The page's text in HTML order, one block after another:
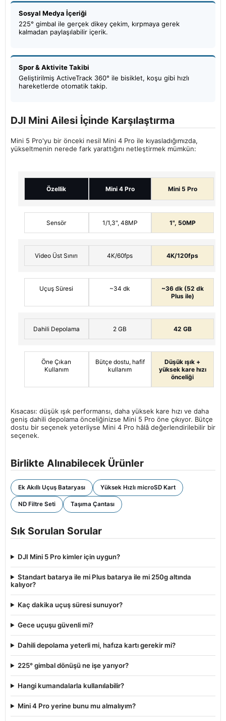
Sosyal Medya İçeriği
225° gimbal ile gerçek dikey çekim, kırpmaya gerek
kalmadan paylaşılabilir içerik.
Spor & Aktivite Takibi
Geliştirilmiş ActiveTrack 360° ile bisiklet, koşu gibi hızlı
hareketlerde otomatik takip.
DJI Mini Ailesi İçinde Karşılaştırma
Mini 5 Pro'yu bir önceki nesil Mini 4 Pro ile kıyasladığımızda,
yükseltmenin nerede fark yarattığını netleştirmek mümkün:
Özellik Mini 4 Pro Mini 5 Pro
Sensör 1/1,3", 48MP 1", 50MP
Video Üst Sınırı 4K/60fps 4K/120fps
Uçuş Süresi ~34 dk
~36 dk (52 dk
Plus ile)
Dahili Depolama 2 GB 42 GB
Öne Çıkan
Kullanım
Bütçe dostu, hafif
kullanım
Düşük ışık +
yüksek kare hızı
önceliği
Kısacası: düşük ışık performansı, daha yüksek kare hızı ve daha
geniş dahili depolama önceliğinizse Mini 5 Pro öne çıkıyor. Bütçe
dostu bir seçenek yeterliyse Mini 4 Pro hâlâ değerlendirilebilir bir
seçenek.
Birlikte Alınabilecek Ürünler
Ek Akıllı Uçuş Bataryası Yüksek Hızlı microSD Kart
ND Filtre Seti Taşıma Çantası
Sık Sorulan Sorular
DJI Mini 5 Pro kimler için uygun?
Standart batarya ile mi Plus batarya ile mi 250g altında
kalıyor?
Kaç dakika uçuş süresi sunuyor?
Gece uçuşu güvenli mi?
Dahili depolama yeterli mi, hafıza kartı gerekir mi?
225° gimbal dönüşü ne işe yarıyor?
Hangi kumandalarla kullanılabilir?
Mini 4 Pro yerine bunu mu almalıyım?